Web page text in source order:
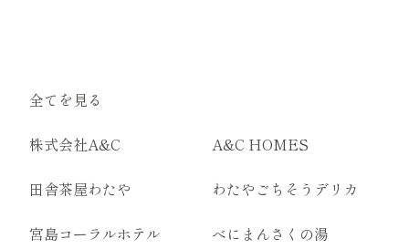
全てを見る
株式会社A&C A&C HOMES
田舎茶屋わたや わたやごちそうデリカ
宮島コーラルホテル べにまんさくの湯